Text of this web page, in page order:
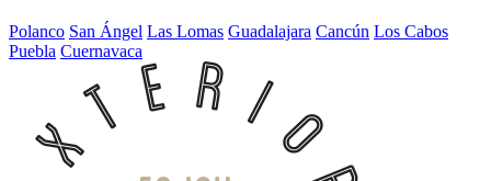
Polanco San Ángel Las Lomas Guadalajara Cancún Los Cabos
Puebla Cuernavaca